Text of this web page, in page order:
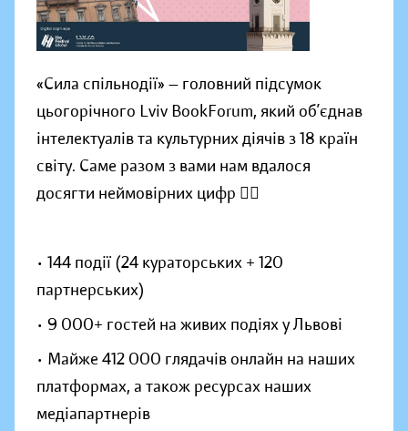
«Сила спільнодії» — головний підсумок
цьогорічного Lviv BookForum, який об’єднав
інтелектуалів та культурних діячів з 18 країн
світу. Саме разом з вами нам вдалося
досягти неймовірних цифр 👇🏼
• 144 події (24 кураторських + 120
партнерських)
• 9 000+ гостей на живих подіях у Львові
• Майже 412 000 глядачів онлайн на наших
платформах, а також ресурсах наших
медіапартнерів